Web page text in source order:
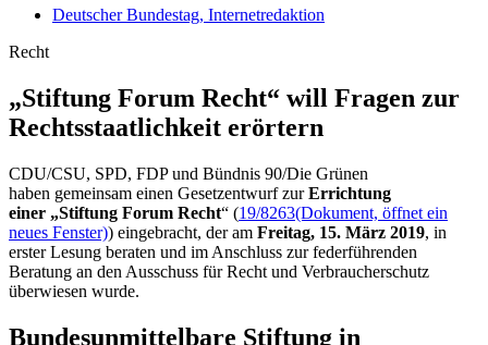
Deutscher Bundestag, Internetredaktion
Recht
„Stiftung Forum Recht“ will Fragen zur
Rechts­staatlich­keit erörtern
CDU/CSU, SPD, FDP und Bündnis 90/Die Grünen
haben gemeinsam einen Gesetzentwurf zurErrichtung
einer „Stiftung Forum Recht“ (19/8263(Dokument, öffnet ein
neues Fenster)) eingebracht, der am Freitag, 15. März 2019, in
erster Lesung beraten und im Anschluss zur federführenden
Beratung an den Ausschuss für Recht und Verbraucherschutz
überwiesen wurde.
Bundesunmittelbare Stiftung in